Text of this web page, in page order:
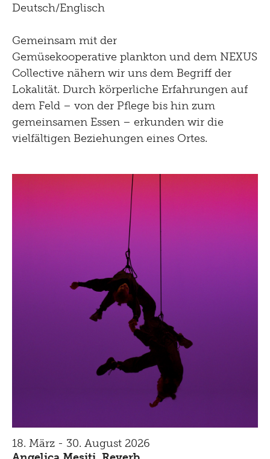
Deutsch/Englisch
Gemeinsam mit der
Gemüsekooperative plankton und dem NEXUS
Collective nähern wir uns dem Begriff der
Lokalität. Durch körperliche Erfahrungen auf
dem Feld – von der Pflege bis hin zum
gemeinsamen Essen – erkunden wir die
vielfältigen Beziehungen eines Ortes.
18. März - 30. August 2026